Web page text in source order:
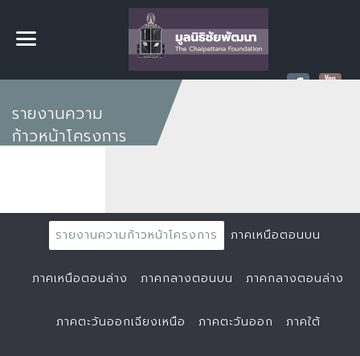
รายงานความ
ก้าวหน้าโครงการ
รายงานความก้าวหน้าโครงการ ภาคเหนือตอนบน
ภาคเหนือตอนล่าง ภาคกลางตอนบน ภาคกลางตอนล่าง
ภาคตะวันออกเฉียงเหนือ ภาคตะวันออก ภาคใต้